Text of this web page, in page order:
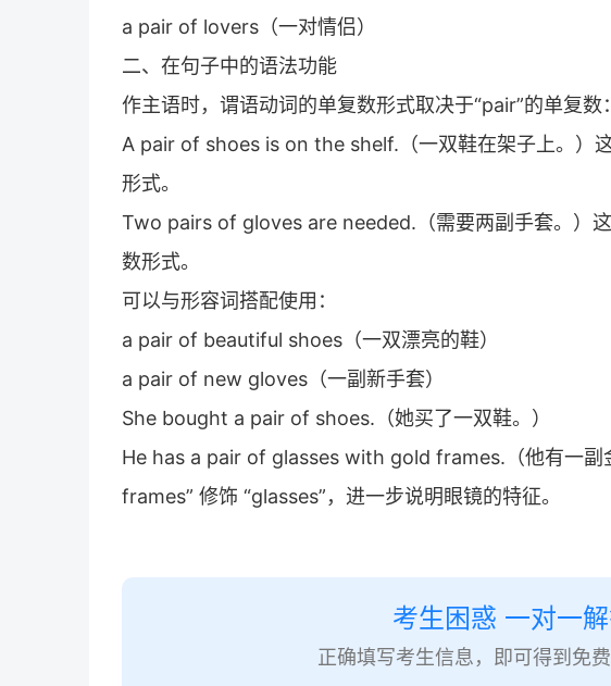
a pair of lovers（一对情侣）
二、在句子中的语法功能
作主语时，谓语动词的单复数形式取决于“pair”的单复数：
A pair of shoes is on the shelf.（一双鞋在架子上。）
形式。
Two pairs of gloves are needed.（需要两副手套。）这
数形式。
可以与形容词搭配使用：
a pair of beautiful shoes（一双漂亮的鞋）
a pair of new gloves（一副新手套）
She bought a pair of shoes.（她买了一双鞋。）
He has a pair of glasses with gold frames.（他有一副
frames” 修饰 “glasses”，进一步说明眼镜的特征。
考生困惑 一对一
正确填写考生信息，即可得到免费